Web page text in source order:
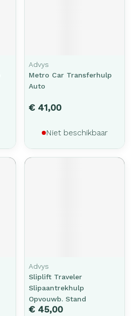
Advys
Metro Car Transferhulp
Auto
€ 41,00
Niet beschikbaar
Advys
Sliplift Traveler
Slipaantrekhulp
Opvouwb. Stand
€ 45,00